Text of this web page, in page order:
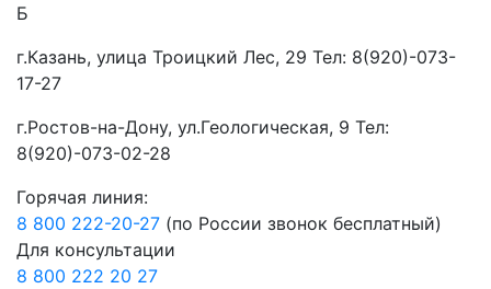
Б
г.Казань, улица Троицкий Лес, 29 Тел: 8(920)-073-
17-27
г.Ростов-на-Дону, ул.Геологическая, 9 Тел:
8(920)-073-02-28
Горячая линия:
8 800 222-20-27 (по России звонок бесплатный)
Для консультации
8 800 222 20 27